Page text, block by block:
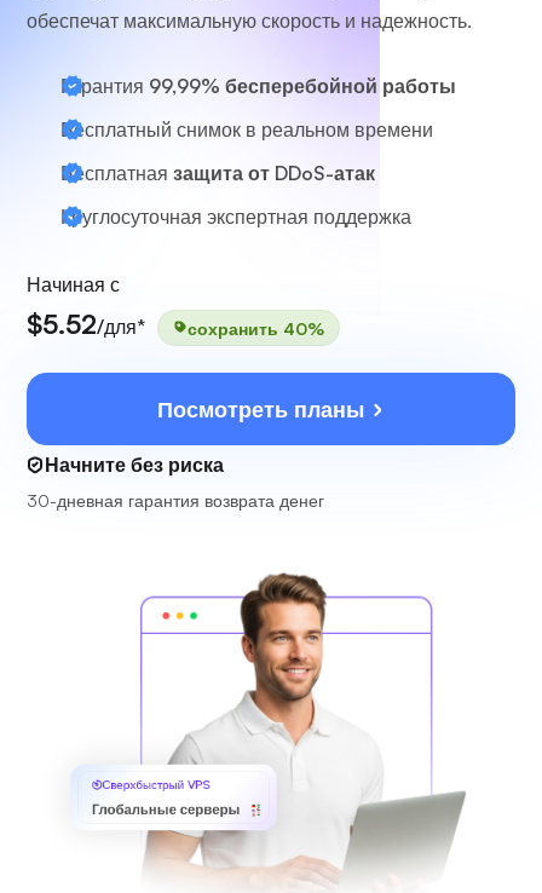
обеспечат максимальную скорость и надежность.
Гарантия 99,99% бесперебойной работы
Бесплатный снимок в реальном времени
Бесплатная защита от DDoS-атак
Круглосуточная экспертная поддержка
Начиная с
$5.52/для* сохранить 40%
Посмотреть планы
Начните без риска
30-дневная гарантия возврата денег
Сверхбыстрый VPS
Глобальные серверы